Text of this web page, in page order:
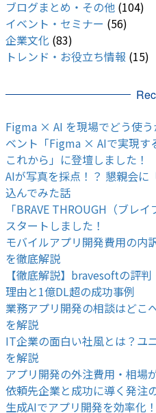
ブログまとめ・その他 (104)
イベント・セミナー (56)
企業文化 (83)
トレンド・お役立ち情報 (15)
Figma × AI を現場でどう使
ベント「Figma × AIで実現す
これから」に登壇しました！
AIが写真を採点！？ 懇親会に
込んでみた話
「BRAVE THROUGH（ブレ
スタートしました！
モバイルアプリ開発費用の内
を徹底解説
【徹底解説】bravesoftの評
理由と1億DL超の成功事例
業務アプリ開発の相談はどこ
を解説
IT企業の面白い社風とは？ユ
を解説
アプリ開発の外注費用・相場
依頼先企業と成功に導く発注
生成AIでアプリ開発を効率化